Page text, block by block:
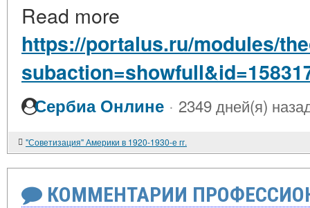
Read more
https://portalus.ru/modules/
Сербиа Онлине · 2349 дней(я)
"Советизация" Америки в 1920-1930-е гг.
КОММЕНТАРИИ